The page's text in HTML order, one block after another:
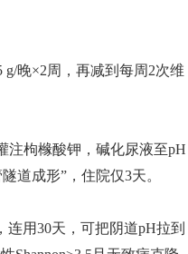
晚×2周，再减到每周2次维
注枸橼酸钾，碱化尿液至pH
道成形”，住院仅3天。
连用30天，可把阴道pH拉到